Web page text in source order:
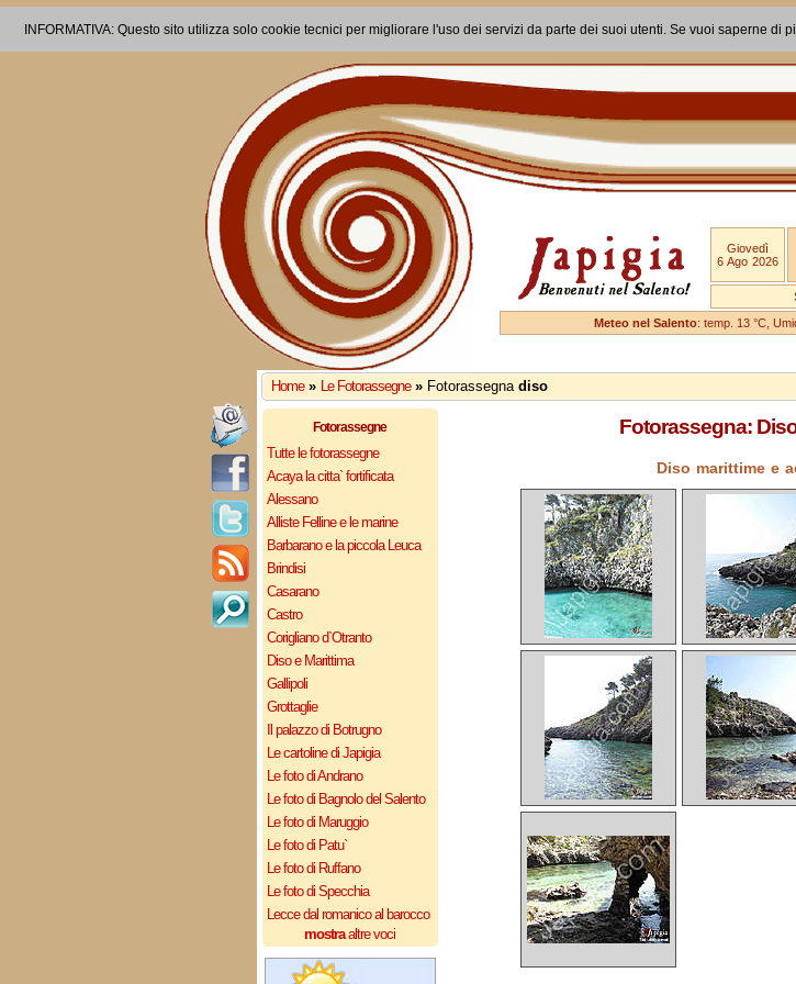
INFORMATIVA: Questo sito utilizza solo cookie tecnici per migliorare l'uso dei servizi da parte dei suoi utenti. Se vuoi saperne di
Giovedì
6 Ago 2026
Meteo nel Salento: temp. 13 °C,
Home » Le Fotorassegne » Fotorassegna diso
Fotorassegne
Tutte le fotorassegne
Acaya la citta` fortificata
Alessano
Alliste Felline e le marine
Barbarano e la piccola Leuca
Brindisi
Casarano
Castro
Corigliano d`Otranto
Diso e Marittima
Gallipoli
Grottaglie
Il palazzo di Botrugno
Le cartoline di Japigia
Le foto di Andrano
Le foto di Bagnolo del Salento
Le foto di Maruggio
Le foto di Patu`
Le foto di Ruffano
Le foto di Specchia
Lecce dal romanico al barocco
mostraaltre voci
Fotorassegna:
Diso marittime e